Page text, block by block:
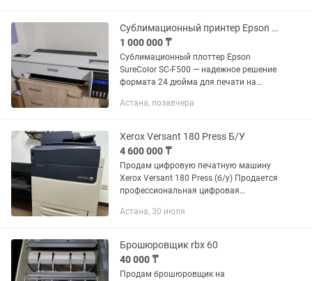
Сублимационный принтер Epson SC-F500
1 000 000 ₸
Сублимационный плоттер Epson
SureColor SC-F500 — надежное решение
формата 24 дюйма для печати на
имеет низкую стоимость и компактные
Астана, позавчера
Xerox Versant 180 Press Б/У
4 600 000 ₸
Продам цифровую печатную машину
Xerox Versant 180 Press (б/у) Продается
профессиональная цифровая
Press в отличном рабочем состоянии.
Астана, 30 июля
Брошюровщик rbx 60
40 000 ₸
Продам брошюровщик на